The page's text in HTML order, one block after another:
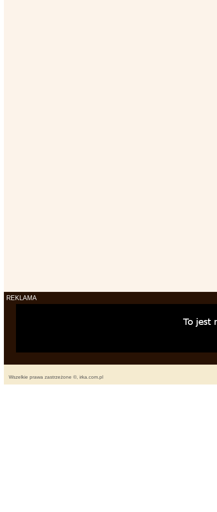
REKLAMA
Wszelkie prawa zastrzeżone ©, irka.com.pl